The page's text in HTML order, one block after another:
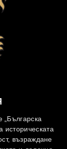
„Българска
историческата
възраждане